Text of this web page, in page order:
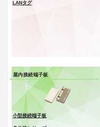
LANタグ
屋内接続端子板
小型接続端子板